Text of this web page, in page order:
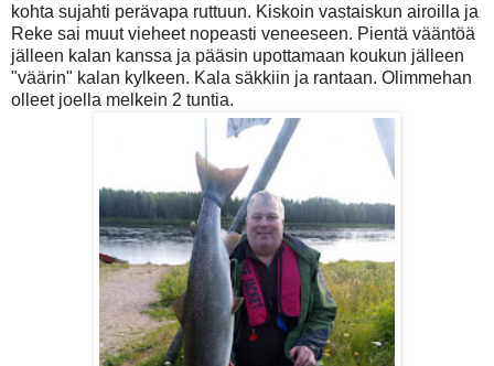
kohta sujahti perävapa ruttuun. Kiskoin vastaiskun airoilla ja
Reke sai muut vieheet nopeasti veneeseen. Pientä vääntöä
jälleen kalan kanssa ja pääsin upottamaan koukun jälleen
"väärin" kalan kylkeen. Kala säkkiin ja rantaan. Olimmehan
olleet joella melkein 2 tuntia.